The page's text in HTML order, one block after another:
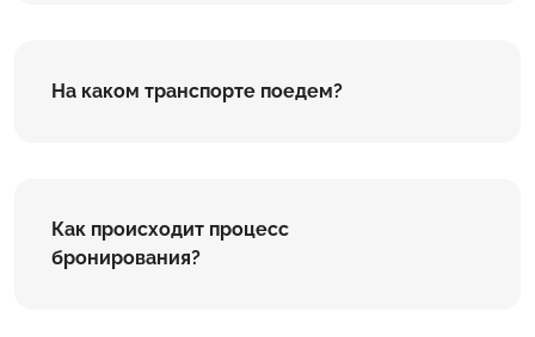
На каком транспорте поедем?
Как происходит процесс
бронирования?